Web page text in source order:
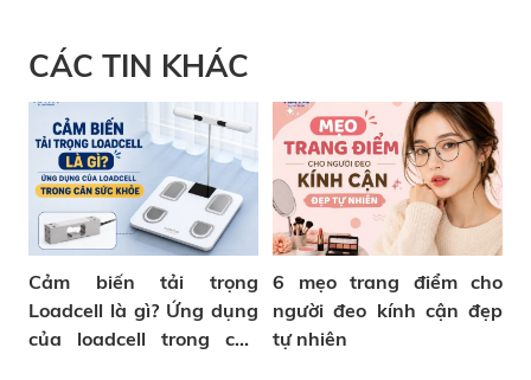
CÁC TIN KHÁC
Cảm biến tải trọng
Loadcell là gì? Ứng dụng
của loadcell trong cân
6 mẹo trang điểm cho
người đeo kính cận đẹp
tự nhiên